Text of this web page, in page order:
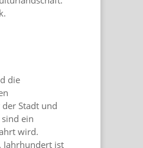
die
Stadt und
ein
wird.
Jahrhundert ist